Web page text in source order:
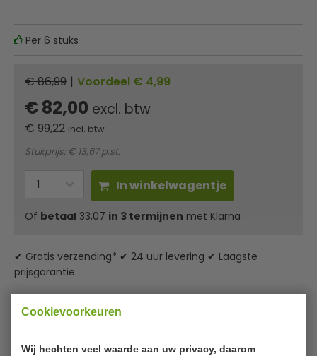
Cookievoorkeuren
Wij hechten veel waarde aan uw privacy, daarom
Per 6 stuks
€ 86,99 | Voordeel € 4,99
€ 82,00 excl. btw
€ 99,22 incl. btw
Stukprijs: € 13,67 p.st.
In winkelwagentje
Of betaal 33,07 in 3 termijnen met Klarna
✔ Gratis verzending* ✔ 24 uur levering ✔ Laagste
prijsgarantie
6 stuks Olympia coupe borden,
diameter 26 cm